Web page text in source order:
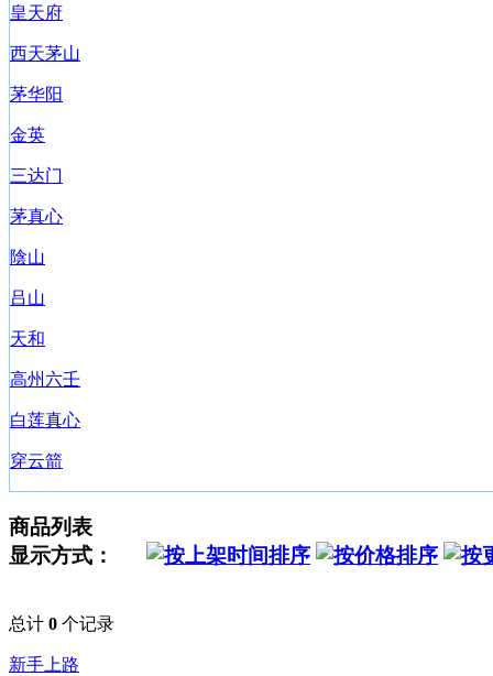
皇天府
西天茅山
茅华阳
金英
三达门
茅真心
陰山
吕山
天和
高州六壬
白莲真心
穿云箭
商品列表
显示方式：
总计 0 个记录
新手上路